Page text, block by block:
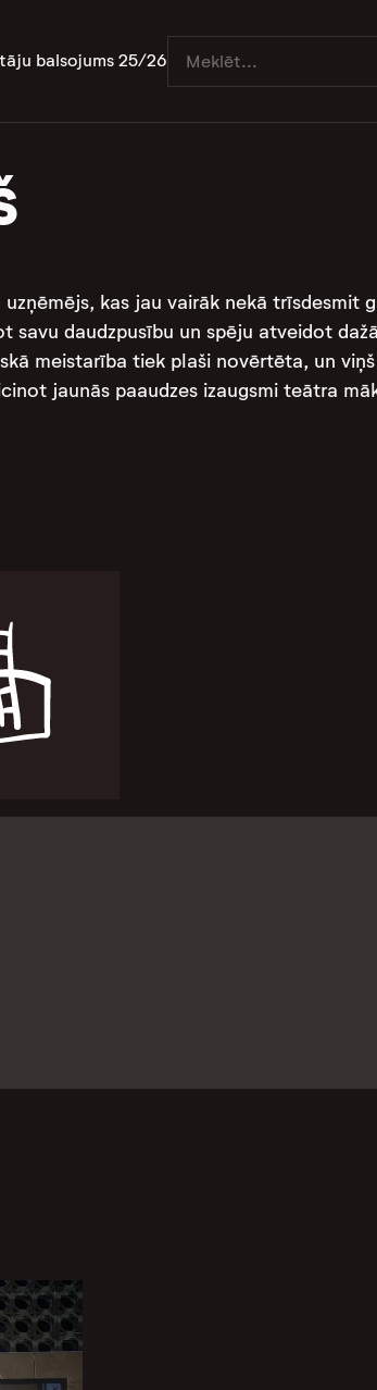
balsojums 25/26
kas jau vairāk nekā
savu daudzpusību un spēju atveidot
meistarība tiek plaši novērtēta, un
jaunās paaudzes izaugsmi teātra